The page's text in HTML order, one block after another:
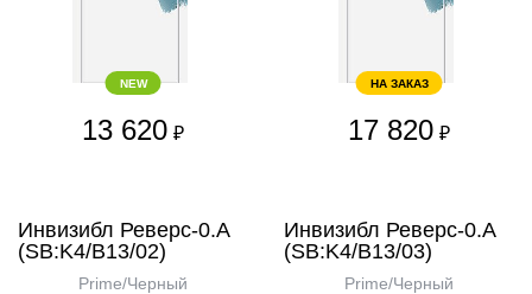
NEW
13 620 ₽
НА ЗАКАЗ
17 820 ₽
Инвизибл Реверс-0.А
(SB:K4/В13/02)
Prime/Черный
Инвизибл Реверс-0.А
(SB:K4/В13/03)
Prime/Черный